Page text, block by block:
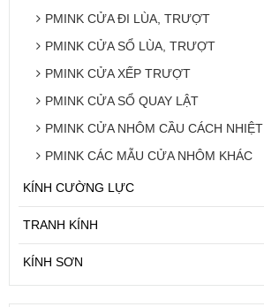
PMINK CỬA ĐI LÙA, TRƯỢT
PMINK CỬA SỔ LÙA, TRƯỢT
PMINK CỬA XẾP TRƯỢT
PMINK CỬA SỔ QUAY LẬT
PMINK CỬA NHÔM CẦU CÁCH NHIỆT
PMINK CÁC MẪU CỬA NHÔM KHÁC
KÍNH CƯỜNG LỰC
TRANH KÍNH
KÍNH SƠN